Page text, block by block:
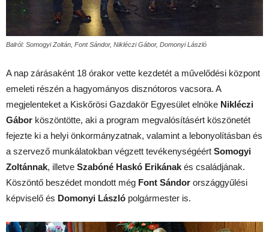
Balról: Somogyi Zoltán, Font Sándor, Nikléczi Gábor, Domonyi László
A nap zárásaként 18 órakor vette kezdetét a művelődési központ
emeleti részén a hagyományos disznótoros vacsora. A
megjelenteket a Kiskőrösi Gazdakör Egyesület elnöke Nikléczi
Gábor köszöntötte, aki a program megvalósításért köszönetét
fejezte ki a helyi önkormányzatnak, valamint a lebonyolításban és
a szervező munkálatokban végzett tevékenységéért Somogyi
Zoltánnak, illetve Szabóné Haskó Erikának és családjának.
Köszöntő beszédet mondott még Font Sándor országgyűlési
képviselő és Domonyi László polgármester is.